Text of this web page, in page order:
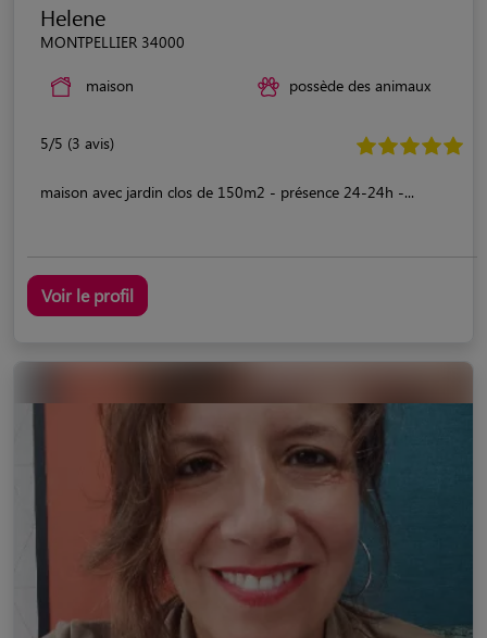
Helene
MONTPELLIER 34000
maison possède des animaux
5/5 (3 avis)
maison avec jardin clos de 150m2 - présence 24-24h -...
Voir le profil